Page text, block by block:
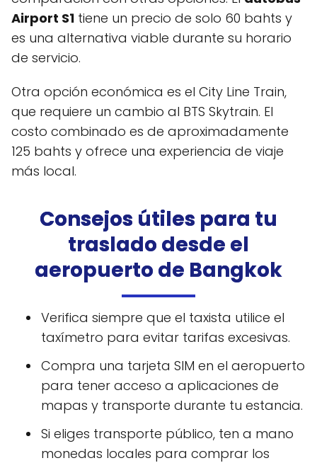
Airport S1 tiene un precio de solo 60 bahts y
es una alternativa viable durante su horario
de servicio.
Otra opción económica es el City Line Train,
que requiere un cambio al BTS Skytrain. El
costo combinado es de aproximadamente
125 bahts y ofrece una experiencia de viaje
más local.
Consejos útiles para tu
traslado desde el
aeropuerto de Bangkok
Verifica siempre que el taxista utilice el
taxímetro para evitar tarifas excesivas.
Compra una tarjeta SIM en el aeropuerto
para tener acceso a aplicaciones de
mapas y transporte durante tu estancia.
Si eliges transporte público, ten a mano
monedas locales para comprar los